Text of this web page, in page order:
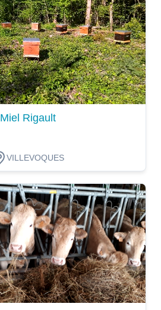
Miel Rigault
VILLEVOQUES